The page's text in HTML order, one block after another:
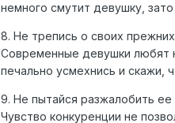
немного смутит девушку,
8. Не трепись о своих
Современные девушки любят
печально усмехнись и скажи,
9. Не пытайся разжалобить
Чувство конкуренции не